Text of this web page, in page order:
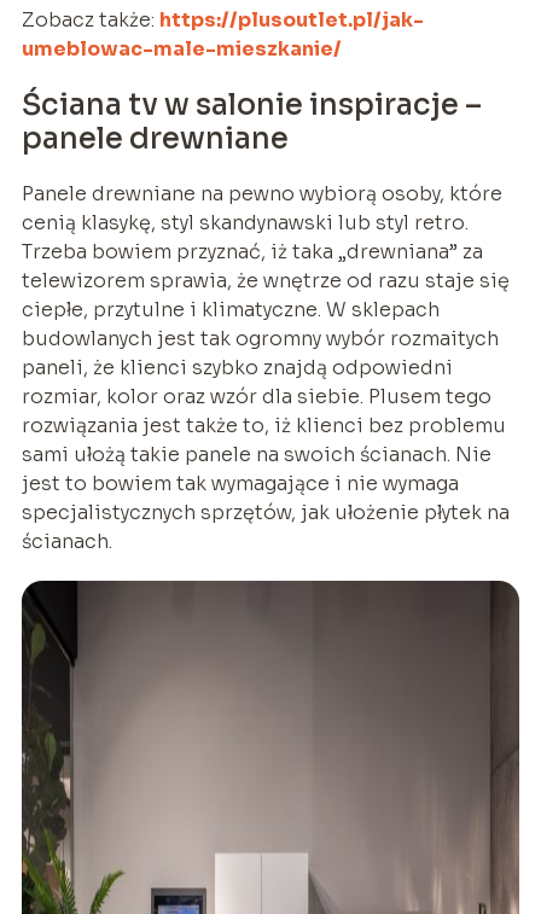
Zobacz także: https://plusoutlet.pl/jak-
umeblowac-male-mieszkanie/
Ściana tv w salonie inspiracje –
panele drewniane
Panele drewniane na pewno wybiorą osoby, które
cenią klasykę, styl skandynawski lub styl retro.
Trzeba bowiem przyznać, iż taka „drewniana” za
telewizorem sprawia, że wnętrze od razu staje się
ciepłe, przytulne i klimatyczne. W sklepach
budowlanych jest tak ogromny wybór rozmaitych
paneli, że klienci szybko znajdą odpowiedni
rozmiar, kolor oraz wzór dla siebie. Plusem tego
rozwiązania jest także to, iż klienci bez problemu
sami ułożą takie panele na swoich ścianach. Nie
jest to bowiem tak wymagające i nie wymaga
specjalistycznych sprzętów, jak ułożenie płytek na
ścianach.